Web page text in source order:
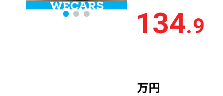
0120-733-500
排気量 大きい順 小さ
134.9
万円